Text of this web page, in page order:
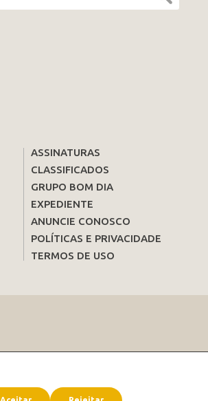
ASSINATURAS
CLASSIFICADOS
GRUPO BOM DIA
EXPEDIENTE
ANUNCIE CONOSCO
POLÍTICAS E PRIVACIDADE
TERMOS DE USO